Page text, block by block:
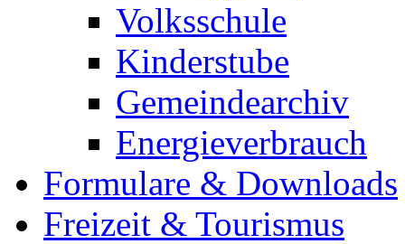
Volksschule
Kinderstube
Gemeindearchiv
Energieverbrauch
Formulare & Downloads
Freizeit & Tourismus